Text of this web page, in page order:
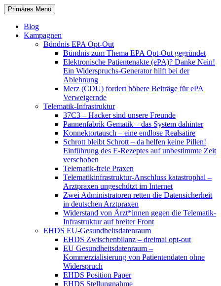
Zum
Inhalt
springen
patientenrechte-datenschutz.de
Suchen
Primäres Menü
Blog
Kampagnen
Bündnis EPA Opt-Out
Bündnis zum Thema EPA Opt-Out gegründet
Elektronische Patientenakte (ePA)? Danke Nein!
Ein Widerspruchs-Generator hilft bei der
Ablehnung
Merz (CDU) fordert höhere Beiträge für ePA
Verweigernde
Telematik-Infrastruktur
37C3 – Hacker sind unsere Freunde
Pannenfabrik Gematik – das System dahinter
Konnektortausch – eine endlose Realsatire
Schrott bleibt Schrott – da helfen keine Pillen!
Einführung des E-Rezeptes auf unbestimmte Zeit
verschoben
Telematik-freie Praxen
Telematikinfrastruktur-Anschluss katastrophal –
Arztpraxen ungeschützt im Internet
Zwei Administratoren retten die Datensicherheit
in deutschen Arztpraxen
Widerstand von Ärzt*innen gegen die Telematik-
Infrastruktur auf breiter Front
EHDS EU-Gesundheitsdatenraum
EHDS Zwischenbilanz – dreimal opt-out
EU Gesundheitsdatenraum –
Kommerzialisierung von Patientendaten ohne
Widerspruch
EHDS Position Paper
EHDS Stellungnahme